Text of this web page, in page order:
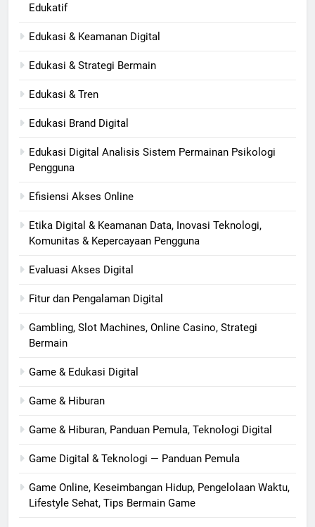
Edukatif
Edukasi & Keamanan Digital
Edukasi & Strategi Bermain
Edukasi & Tren
Edukasi Brand Digital
Edukasi Digital Analisis Sistem Permainan Psikologi
Pengguna
Efisiensi Akses Online
Etika Digital & Keamanan Data, Inovasi Teknologi,
Komunitas & Kepercayaan Pengguna
Evaluasi Akses Digital
Fitur dan Pengalaman Digital
Gambling, Slot Machines, Online Casino, Strategi
Bermain
Game & Edukasi Digital
Game & Hiburan
Game & Hiburan, Panduan Pemula, Teknologi Digital
Game Digital & Teknologi — Panduan Pemula
Game Online, Keseimbangan Hidup, Pengelolaan Waktu,
Lifestyle Sehat, Tips Bermain Game